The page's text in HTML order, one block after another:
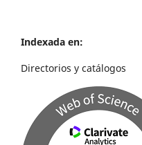
Indexada en:
Directorios y catálogos